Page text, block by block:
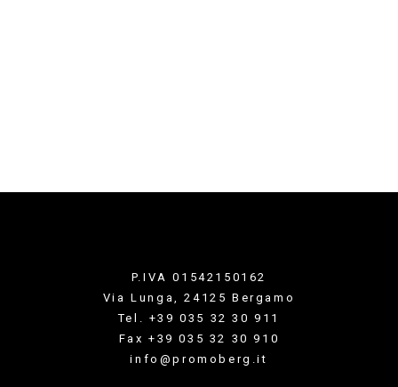
P.IVA 01542150162
Via Lunga, 24125 Bergamo
Tel. +39 035 32 30 911
Fax +39 035 32 30 910
info@promoberg.it